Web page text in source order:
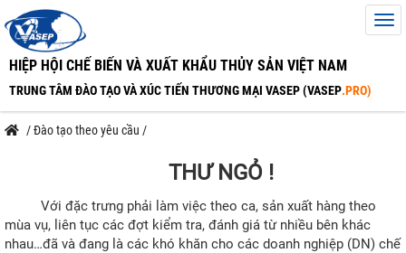
HIỆP HỘI CHẾ BIẾN VÀ XUẤT KHẨU THỦY SẢN VIỆT NAM
TRUNG TÂM ĐÀO TẠO VÀ XÚC TIẾN THƯƠNG MẠI VASEP (VASEP.PRO)
/Đào tạo theo yêu cầu /
THƯ NGỎ !
Với đặc trưng phải làm việc theo ca, sản xuất hàng theo
mùa vụ, liên tục các đợt kiểm tra, đánh giá từ nhiều bên khác
nhau…đã và đang là các khó khăn cho các doanh nghiệp (DN) chế